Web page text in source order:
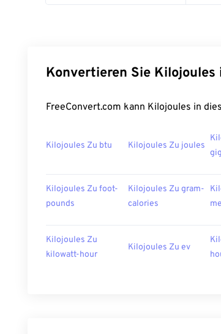
Konvertieren Sie
FreeConvert.com kann Kilojoules in
Kilojoules Zu btu Kilojoules Zu joules
Kilojoules Zu foot-
pounds
Kilojoules Zu gram-
calories
Kilojoules Zu
kilowatt-hour
Kilojoules Zu ev